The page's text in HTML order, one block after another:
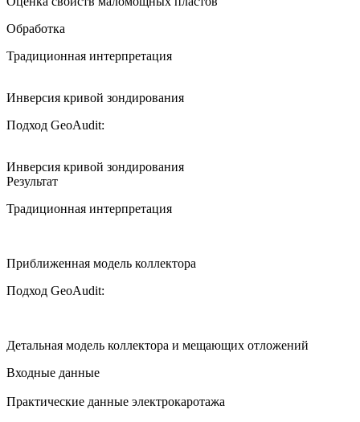
Обработка
Традиционная интерпретация
Инверсия кривой зондирования
Подход GeoAudit:
Инверсия кривой зондирования
Результат
Традиционная интерпретация
Приближенная модель коллектора
Подход GeoAudit:
Детальная модель коллектора и мещающих отложений
Входные данные
Практические данные электрокаротажа